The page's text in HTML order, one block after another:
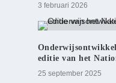
3 februari 2026
editie van het
25 september 2025